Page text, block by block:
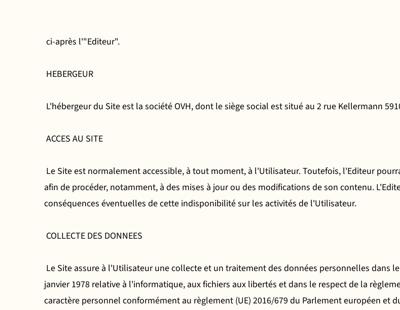
ci-après l'"Editeur".
HEBERGEUR
L'hébergeur du Site est la société OVH, dont le siège social est situé au 2 rue Kellermann
ACCES AU SITE
Le Site est normalement accessible, à tout moment, à l'Utilisateur. Toutefois, l'Editeur
afin de procéder, notamment, à des mises à jour ou des modifications de son contenu.
conséquences éventuelles de cette indisponibilité sur les activités de l'Utilisateur.
COLLECTE DES DONNEES
Le Site assure à l'Utilisateur une collecte et un traitement des données personnelles dans
janvier 1978 relative à l'informatique, aux fichiers aux libertés et dans le respect de la
caractère personnel conformément au règlement (UE) 2016/679 du Parlement européen et